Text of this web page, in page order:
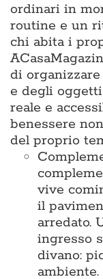
ordinari in
routine e un
chi abita i
di
e degli
reale e
benessere
del proprio
vive
il
arredato.
ingresso
divano: